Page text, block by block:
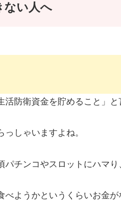
ない人へ
防衛資金を貯めること」と
しゃいますよね。
パチンコやスロットにハマり
べようかというくらいお金